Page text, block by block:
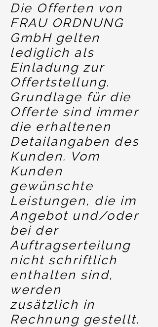
Die Offerten von
FRAU ORDNUNG
GmbH gelten
lediglich als
Einladung zur
Offertstellung.
Grundlage für die
Offerte sind immer
die erhaltenen
Detailangaben des
Kunden. Vom
Kunden
gewünschte
Leistungen, die im
Angebot und/oder
bei der
Auftragserteilung
nicht schriftlich
enthalten sind,
werden
zusätzlich in
Rechnung gestellt.